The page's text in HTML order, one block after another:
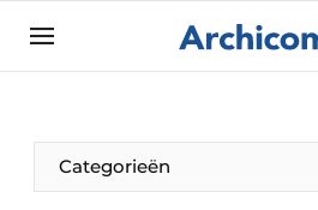
Aanmelden
ArchiComm | Magazine
interieur- &
Categorieën